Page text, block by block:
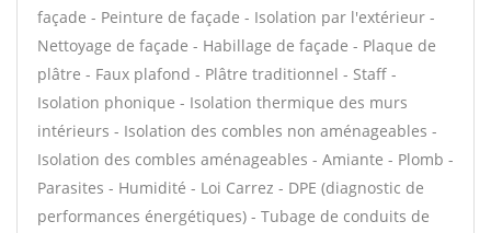
façade - Peinture de façade - Isolation par l'extérieur -
Nettoyage de façade - Habillage de façade - Plaque de
plâtre - Faux plafond - Plâtre traditionnel - Staff -
Isolation phonique - Isolation thermique des murs
intérieurs - Isolation des combles non aménageables -
Isolation des combles aménageables - Amiante - Plomb -
Parasites - Humidité - Loi Carrez - DPE (diagnostic de
performances énergétiques) - Tubage de conduits de